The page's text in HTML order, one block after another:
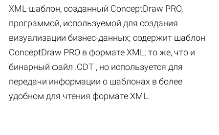
XML-шаблон, созданный ConceptDraw PRO,
программой, используемой для создания
визуализации бизнес-данных; содержит шаблон
ConceptDraw PRO в формате XML; то же, что и
бинарный файл .CDT , но используется для
передачи информации о шаблонах в более
удобном для чтения формате XML.